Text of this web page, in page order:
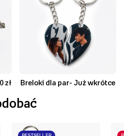
zł Breloki dla par- Już wkrótce